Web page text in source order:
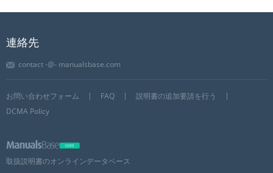
連絡先
contact -@- manualsbase.com
お問い合わせフォーム FAQ
説明書の追加要請を行う
DCMA Policy
取扱説明書のオンラインデータベース